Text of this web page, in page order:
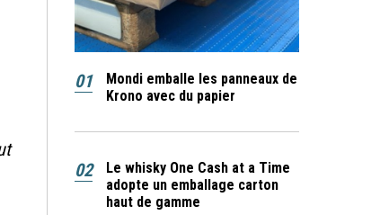
01
Mondi emballe les panneaux de
Krono avec du papier
02
Le whisky One Cash at a Time
adopte un emballage carton
haut de gamme